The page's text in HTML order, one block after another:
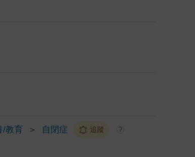
/教育 ＞ 自閉症 追蹤 ?